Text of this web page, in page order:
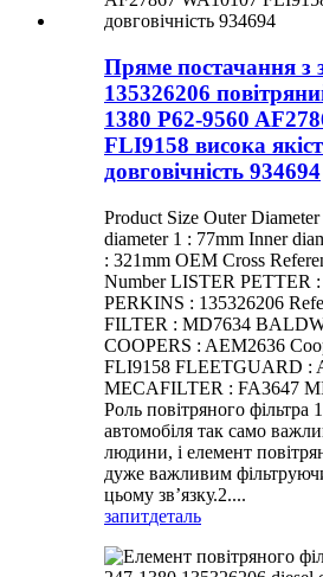
Пряме постачання з
135326206
1380 P62-9560
FLI9158 висока
довговічність 934694
Product Size Outer
diameter 1 : 77mm Inner
: 321mm OEM Cross
Number LISTER PETTER :
PERKINS : 135326206
FILTER : MD7634
COOPERS : AEM2636
FLI9158 FLEETGUARD :
MECAFILTER : FA3647
Роль повітряного фільтра
автомобіля так само
людини, і елемент
дуже важливим
цьому зв’язку.2....
запитдеталь